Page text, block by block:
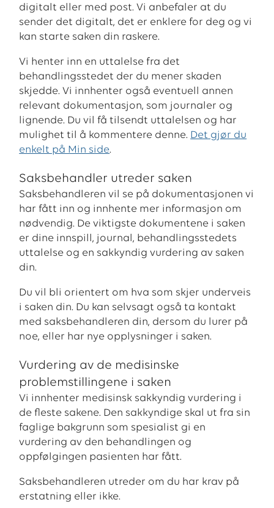
digitalt eller med post. Vi anbefaler at du
sender det digitalt, det er enklere for deg og vi
kan starte saken din raskere.
Vi henter inn en uttalelse fra det
behandlingsstedet der du mener skaden
skjedde. Vi innhenter også eventuell annen
relevant dokumentasjon, som journaler og
lignende. Du vil få tilsendt uttalelsen og har
mulighet til å kommentere denne. Det gjør du
enkelt på Min side.
Saksbehandler utreder saken
Saksbehandleren vil se på dokumentasjonen vi
har fått inn og innhente mer informasjon om
nødvendig. De viktigste dokumentene i saken
er dine innspill, journal, behandlingsstedets
uttalelse og en sakkyndig vurdering av saken
din.
Du vil bli orientert om hva som skjer underveis
i saken din. Du kan selvsagt også ta kontakt
med saksbehandleren din, dersom du lurer på
noe, eller har nye opplysninger i saken.
Vurdering av de medisinske
problemstillingene i saken
Vi innhenter medisinsk sakkyndig vurdering i
de fleste sakene. Den sakkyndige skal ut fra sin
faglige bakgrunn som spesialist gi en
vurdering av den behandlingen og
oppfølgingen pasienten har fått.
Saksbehandleren utreder om du har krav på
erstatning eller ikke.